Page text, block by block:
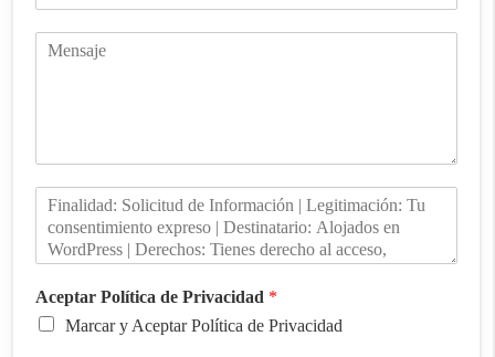
Aceptar Política de Privacidad *
Marcar y Aceptar Política de Privacidad